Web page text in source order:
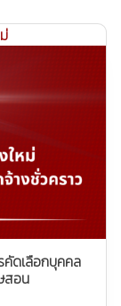
คัดเลือกบุคคล
สอน